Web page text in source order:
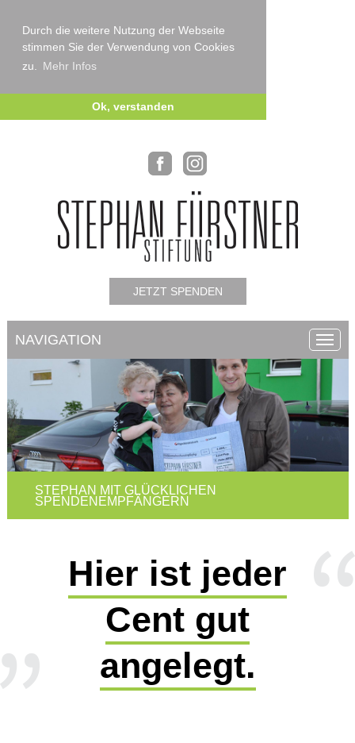
Durch die weitere Nutzung der Webseite
stimmen Sie der Verwendung von Cookies
zu.
Mehr Infos
Ok, verstanden
JETZT SPENDEN
NAVIGATION
STEPHAN MIT GLÜCKLICHEN
SPENDENEMPFÄNGERN
Hier ist jeder
Cent gut
angelegt.